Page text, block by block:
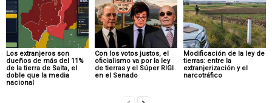
Los extranjeros son
dueños de más del 11%
de la tierra de Salta, el
doble que la media
nacional
Con los votos justos, el
oficialismo va por la ley
de tierras y el Súper RIGI
en el Senado
Modificación de la ley de
tierras: entre la
extranjerización y el
narcotráfico